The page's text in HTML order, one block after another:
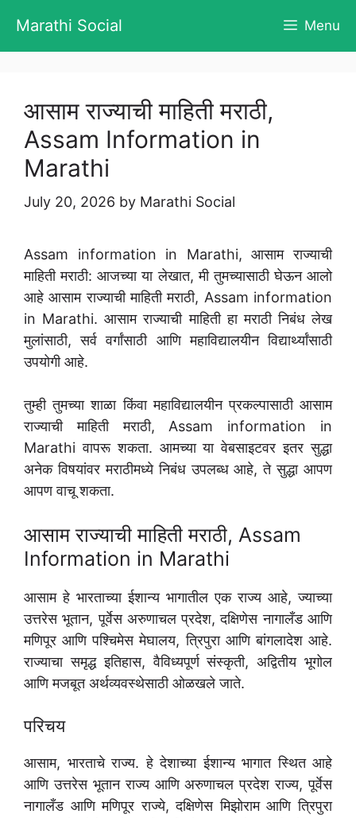
content
Marathi Social Menu
आसाम राज्याची माहिती मराठी,
Assam Information in
Marathi
July 20, 2026 by Marathi Social
Assam information in Marathi, आसाम राज्याची
माहिती मराठी: आजच्या या लेखात, मी तुमच्यासाठी घेऊन आलो
आहे आसाम राज्याची माहिती मराठी, Assam information
in Marathi. आसाम राज्याची माहिती हा मराठी निबंध लेख
मुलांसाठी, सर्व वर्गांसाठी आणि महाविद्यालयीन विद्यार्थ्यांसाठी
उपयोगी आहे.
तुम्ही तुमच्या शाळा किंवा महाविद्यालयीन प्रकल्पासाठी आसाम
राज्याची माहिती मराठी, Assam information in
Marathi वापरू शकता. आमच्या या वेबसाइटवर इतर सुद्धा
अनेक विषयांवर मराठीमध्ये निबंध उपलब्ध आहे, ते सुद्धा आपण
आपण वाचू शकता.
आसाम राज्याची माहिती मराठी, Assam
Information in Marathi
आसाम हे भारताच्या ईशान्य भागातील एक राज्य आहे, ज्याच्या
उत्तरेस भूतान, पूर्वेस अरुणाचल प्रदेश, दक्षिणेस नागालँड आणि
मणिपूर आणि पश्चिमेस मेघालय, त्रिपुरा आणि बांगलादेश आहे.
राज्याचा समृद्ध इतिहास, वैविध्यपूर्ण संस्कृती, अद्वितीय भूगोल
आणि मजबूत अर्थव्यवस्थेसाठी ओळखले जाते.
परिचय
आसाम, भारताचे राज्य. हे देशाच्या ईशान्य भागात स्थित आहे
आणि उत्तरेस भूतान राज्य आणि अरुणाचल प्रदेश राज्य, पूर्वेस
नागालँड आणि मणिपूर राज्ये, दक्षिणेस मिझोराम आणि त्रिपुरा